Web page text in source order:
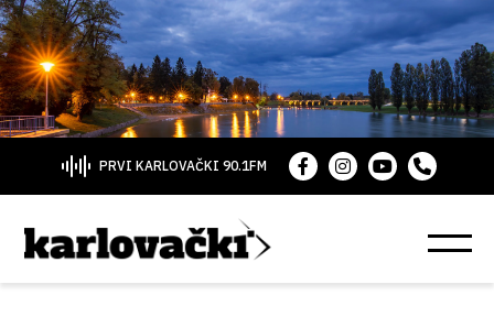
PRVI KARLOVAČKI 90.1FM